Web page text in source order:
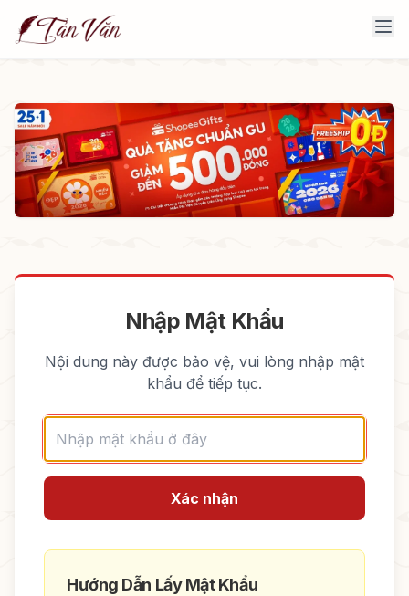
Nhập Mật Khẩu
Nội dung này được bảo vệ, vui lòng nhập mật
khẩu để tiếp tục.
Xác nhận
Hướng Dẫn Lấy Mật Khẩu